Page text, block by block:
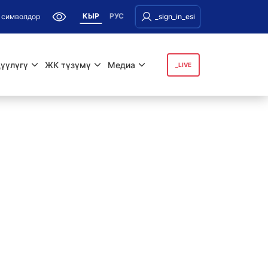
КЫР РУС _sign_in_esi
ЖК түзүмү Медиа _LIVE